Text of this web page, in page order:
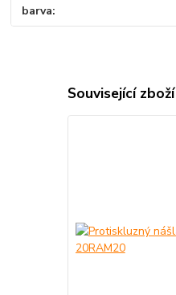
barva
Související zboží